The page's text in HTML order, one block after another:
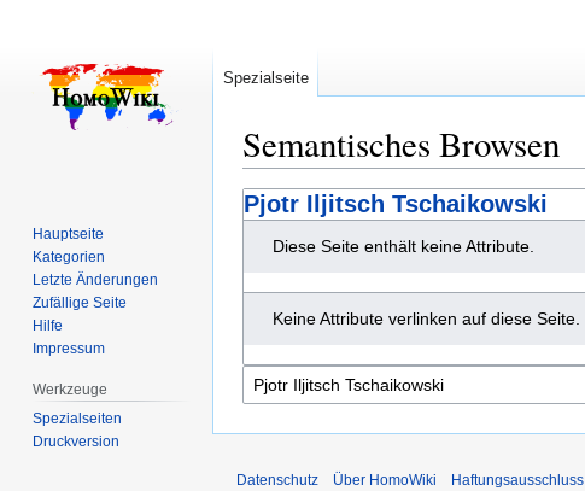
Semantisches Browsen
Zur
Navigation
springen
Zur
Suche
springen
Pjotr Iljitsch Tschaikowski
Diese Seite enthält keine Attribute.
Keine Attribute verlinken auf diese Seite.
Spezialseite
Hauptseite
Kategorien
Letzte Änderungen
Zufällige Seite
Hilfe
Impressum
Werkzeuge
Spezialseiten
Druckversion
Datenschutz Über HomoWiki Haftungsausschluss